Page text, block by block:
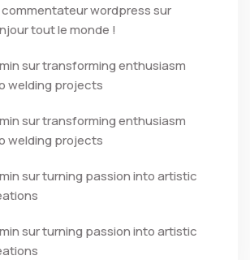
commentateur wordpress
tout le monde !
sur transforming enthusiasm
welding projects
sur transforming enthusiasm
welding projects
sur turning passion into artistic
sur turning passion into artistic